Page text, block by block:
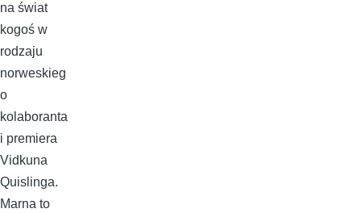
na świat
kogoś w
rodzaju
norweskieg
o
kolaboranta
i premiera
Vidkuna
Quislinga.
Marna to